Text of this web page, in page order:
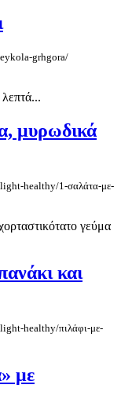
grhgora/
μυρωδικά
healthy/1-σαλάτα-με-
γεύμα
και
healthy/πιλάφι-με-
με